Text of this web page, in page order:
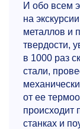
И обо всем
на
металлов и
твердости,
в 1000 раз
стали,
от ее
происходит
станках и